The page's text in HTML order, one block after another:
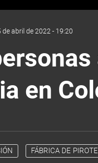
de abril de 2022 - 19:20
en
FÁBRICA DE